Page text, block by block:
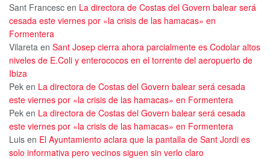
Sant Francesc en La directora de Costas del Govern balear será
cesada este viernes por «la crisis de las hamacas» en
Formentera
Vilareta en Sant Josep cierra ahora parcialmente es Codolar altos
niveles de E.Coli y enterococos en el torrente del aeropuerto de
Ibiza
Pek en La directora de Costas del Govern balear será cesada
este viernes por «la crisis de las hamacas» en Formentera
Pek en La directora de Costas del Govern balear será cesada
este viernes por «la crisis de las hamacas» en Formentera
Luis en El Ayuntamiento aclara que la pantalla de Sant Jordi es
solo informativa pero vecinos siguen sin verlo claro